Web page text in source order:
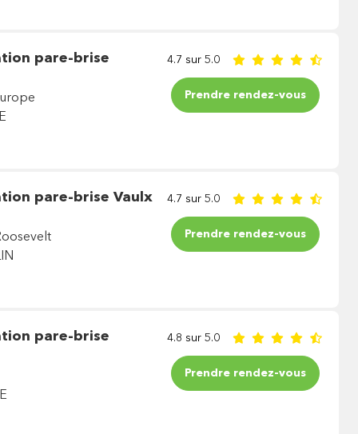
pare-brise 4.7 sur 5.0
Prendre rendez-vous
pare-brise Vaulx 4.7 sur 5.0
Prendre rendez-vous
pare-brise 4.8 sur 5.0
Prendre rendez-vous